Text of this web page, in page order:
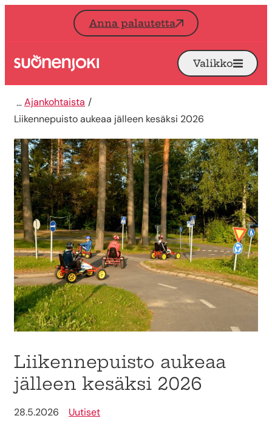
Siirry sisältöön
Anna palautetta
Etusivu Avaa
Valikko
Ajankohtaista
Liikennepuisto aukeaa jälleen kesäksi 2026
Liikennepuisto aukeaa
jälleen kesäksi 2026
28.5.2026 Uutiset